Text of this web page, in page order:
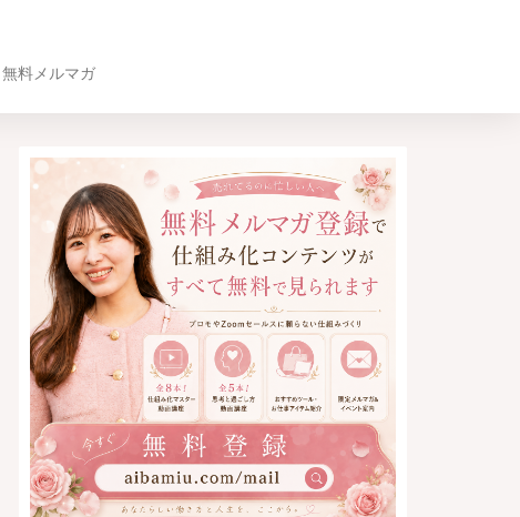
無料メルマガ